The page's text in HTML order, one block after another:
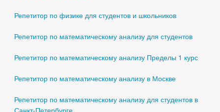
Репетитор по физике для студентов и школьников
Репетитор по математическому анализу для студентов
Репетитор по математическому анализу Пределы 1 курс
Репетитор по математическому анализу в Москве
Репетитор по математическому анализу для студентов в